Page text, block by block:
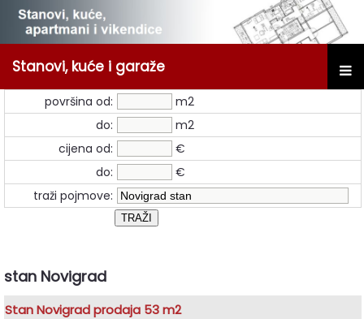
Stanovi, kuće i garaže
površina od:
m2
do:
m2
cijena od:
€
do:
€
traži pojmove:
stan Novigrad
Stan Novigrad prodaja 53 m2